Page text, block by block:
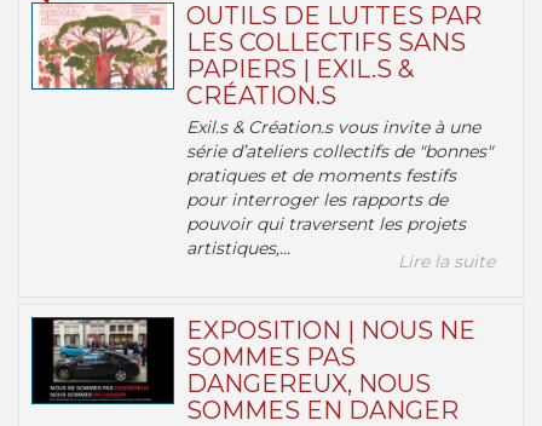
OUTILS DE LUTTES PAR
LES COLLECTIFS SANS
PAPIERS | EXIL.S &
CRÉATION.S
Exil.s & Création.s vous invite à une
série d’ateliers collectifs de "bonnes"
pratiques et de moments festifs
pour interroger les rapports de
pouvoir qui traversent les projets
artistiques,...
Lire la suite
EXPOSITION | NOUS NE
SOMMES PAS
DANGEREUX, NOUS
SOMMES EN DANGER